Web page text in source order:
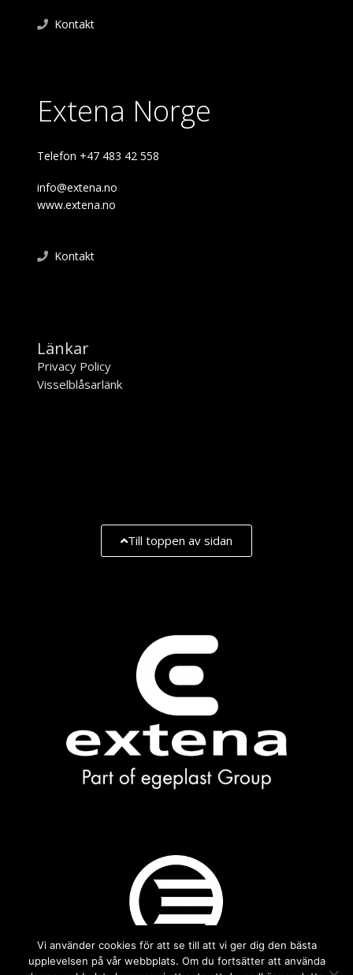
Kontakt
Extena Norge
Telefon +47 483 42 558
info@extena.no
www.extena.no
Kontakt
Länkar
Privacy Policy
Visselblåsarlänk
Till toppen av sidan
Vi använder cookies för att se till att vi ger dig den bästa
upplevelsen på vår webbplats. Om du fortsätter att använda